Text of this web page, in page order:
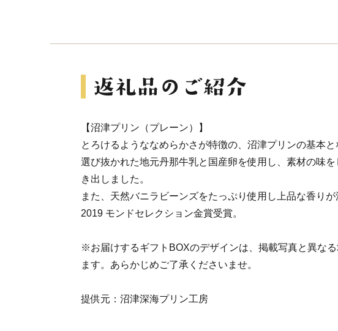
【沼津プリン（プレーン）】
とろけるようななめらかさが特徴の、沼津プリンの基本と
選び抜かれた地元丹那牛乳と国産卵を使用し、素材の味を
き出しました。
また、天然バニラビーンズをたっぷり使用し上品な香りが
2019 モンドセレクション金賞受賞。
※お届けするギフトBOXのデザインは、掲載写真と異な
ます。あらかじめご了承くださいませ。
提供元：沼津深海プリン工房